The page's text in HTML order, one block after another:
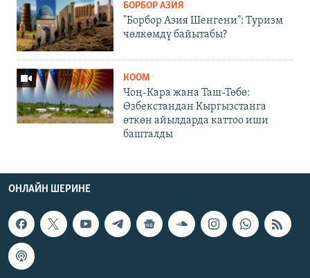
БОРБОР АЗИЯ
"Борбор Азия Шенгени": Туризм
чөлкөмдү байытабы?
КООМ
Чоң-Кара жана Таш-Төбө:
Өзбекстандан Кыргызстанга
өткөн айылдарда каттоо иши
башталды
ОНЛАЙН ШЕРИНЕ